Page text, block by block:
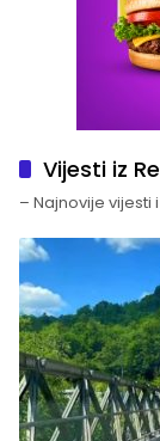
Vijesti iz
– Najnovije vijesti